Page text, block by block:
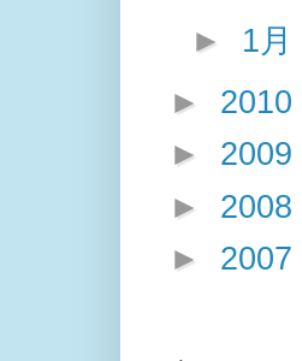
► 1月
► 2010
► 2009
► 2008
► 2007